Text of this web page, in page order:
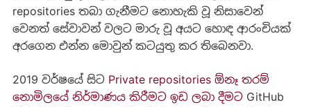
repositories තබා ගැනීමට නොහැකි වූ නිසාවෙන්
වෙනත් සේවාවන් වලට මාරු වූ අයට හොඳ ආරංචියක්
අරගෙන එන්න මොවුන් කටයුතු කර තිබෙනවා.
2019 වර්ෂයේ සිට Private repositories ඕනෑ තරම්
නොමිලයේ නිර්මාණය කිරීමට ඉඩ ලබා දීමට GitHub